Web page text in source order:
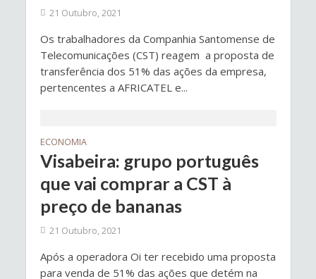
21 Outubro, 2021
Os trabalhadores da Companhia Santomense de
Telecomunicações (CST) reagem a proposta de
transferência dos 51% das ações da empresa,
pertencentes a AFRICATEL e...
ECONOMIA
Visabeira: grupo português
que vai comprar a CST à
preço de bananas
21 Outubro, 2021
Após a operadora Oi ter recebido uma proposta
para venda de 51% das ações que detém na